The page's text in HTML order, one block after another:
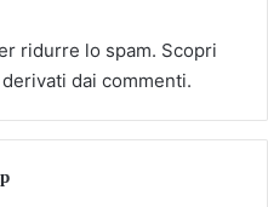
ridurre lo spam. Scopri
dai commenti.